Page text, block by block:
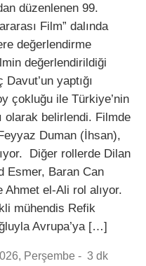
düzenlenen 99.
Film” dalında
değerlendirme
değerlendirildiği
yaptığı
çokluğu ile Türkiye’nin
olarak belirlendi. Filmde
Duman (İhsan),
Diğer rollerde Dilan
Esmer, Baran Can
Ahmet el-Ali rol alıyor.
mühendis Refik
Avrupa’ya […]
Perşembe - 3 dk